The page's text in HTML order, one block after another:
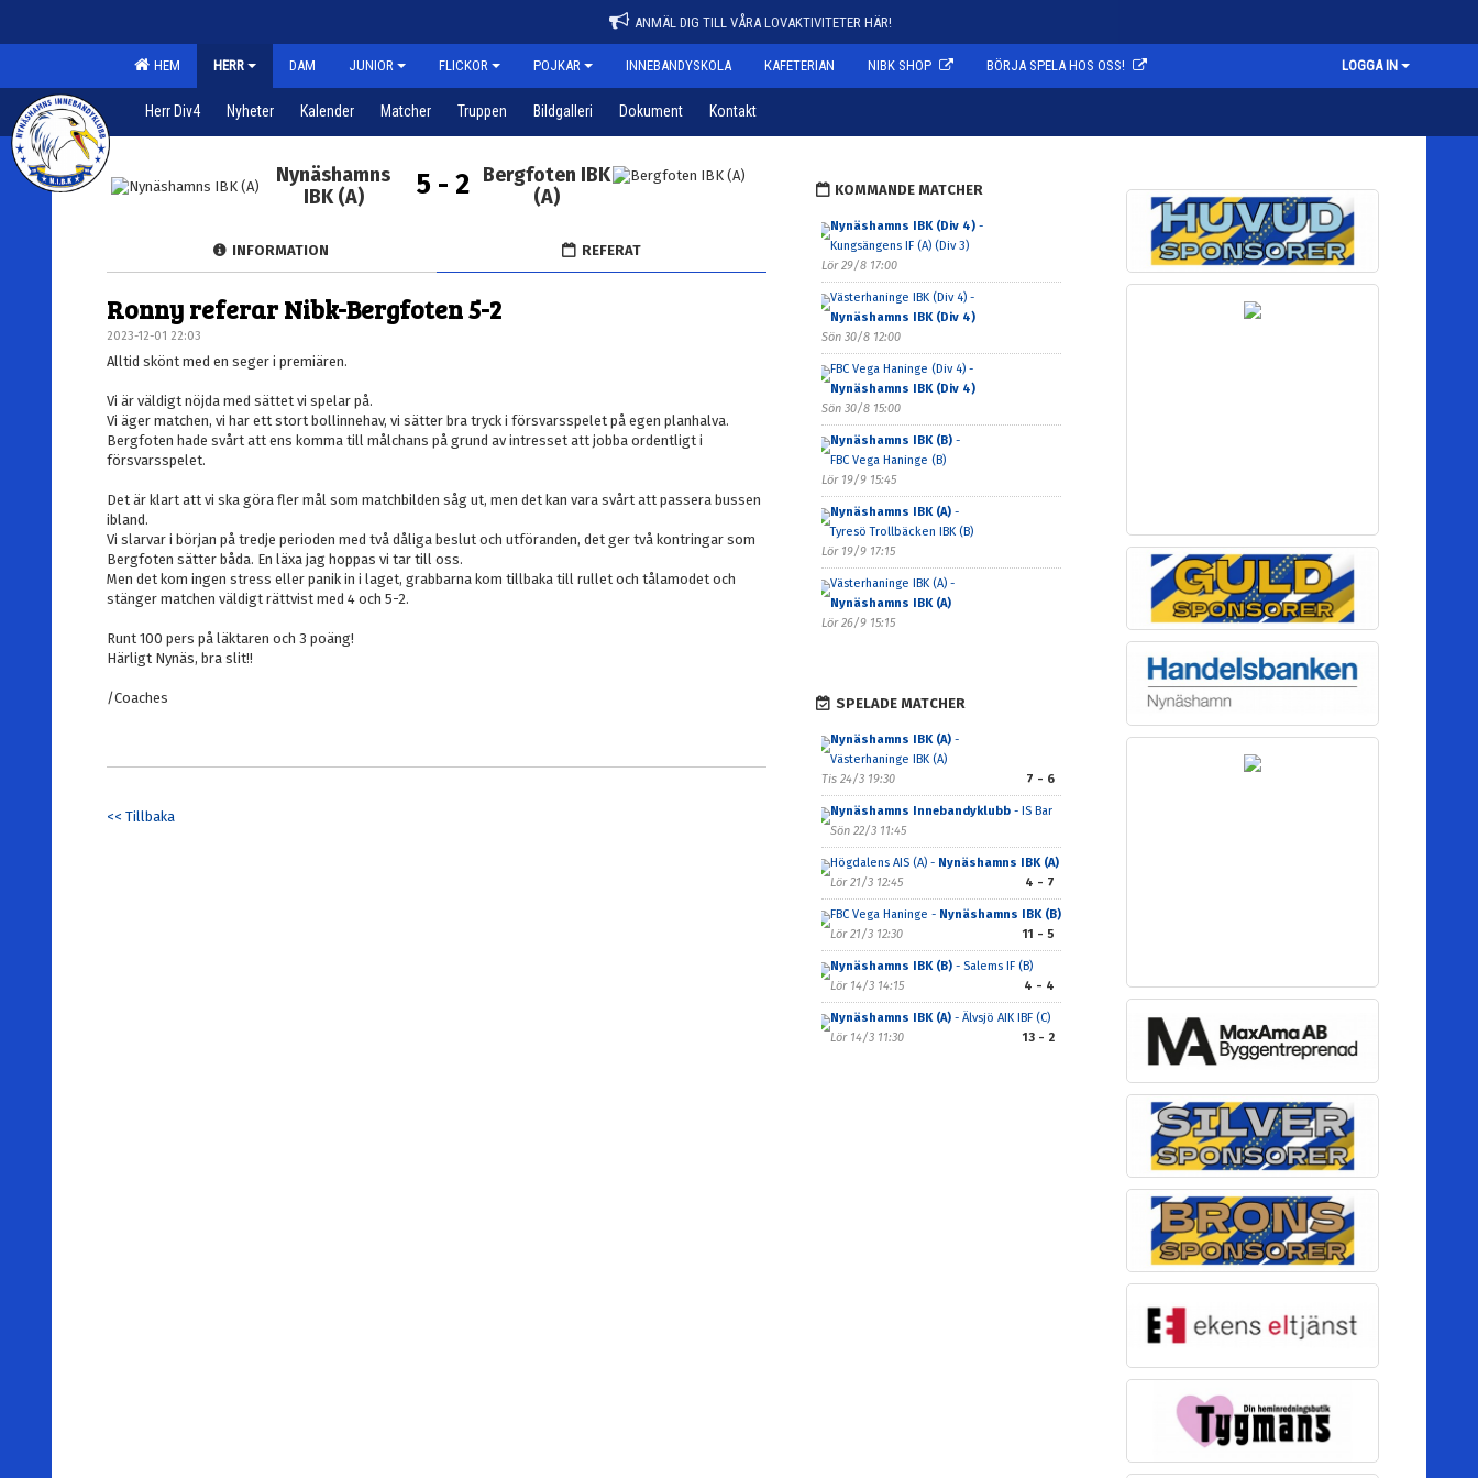
ANMÄL DIG TILL VÅRA LOVAKTIVITETER HÄR!
HEM HERR DAM JUNIOR FLICKOR POJKAR INNEBANDYSKOLA KAFETERIAN NIBK SHOP BÖRJA SPELA HOS OSS! LOGGA IN
Herr Div4 Nyheter Kalender Matcher Truppen Bildgalleri Dokument Kontakt
Nynäshamns
IBK (A)
5 - 2 Bergfoten IBK
(A)
INFORMATION REFERAT
Ronny referar Nibk-Bergfoten 5-2
2023-12-01 22:03
Alltid skönt med en seger i premiären.
Vi är väldigt nöjda med sättet vi spelar på.
Vi äger matchen, vi har ett stort bollinnehav, vi sätter bra tryck i försvarsspelet på egen planhalva.
Bergfoten hade svårt att ens komma till målchans på grund av intresset att jobba ordentligt i
försvarsspelet.
Det är klart att vi ska göra fler mål som matchbilden såg ut, men det kan vara svårt att passera bussen
ibland.
Vi slarvar i början på tredje perioden med två dåliga beslut och utföranden, det ger två kontringar som
Bergfoten sätter båda. En läxa jag hoppas vi tar till oss.
Men det kom ingen stress eller panik in i laget, grabbarna kom tillbaka till rullet och tålamodet och
stänger matchen väldigt rättvist med 4 och 5-2.
Runt 100 pers på läktaren och 3 poäng!
Härligt Nynäs, bra slit!!
/Coaches
<< Tillbaka
KOMMANDE MATCHER
Nynäshamns IBK (Div 4)-
Kungsängens IF (A) (Div 3)
Lör 29/8 17:00
Västerhaninge IBK (Div 4) -
Nynäshamns IBK (Div 4)
Sön 30/8 12:00
FBC Vega Haninge (Div 4) -
Nynäshamns IBK (Div 4)
Sön 30/8 15:00
Nynäshamns IBK (B)-
FBC Vega Haninge (B)
Lör 19/9 15:45
Nynäshamns IBK (A)-
Tyresö Trollbäcken IBK (B)
Lör 19/9 17:15
Västerhaninge IBK (A) -
Nynäshamns IBK (A)
Lör 26/9 15:15
SPELADE MATCHER
Nynäshamns IBK (A)-
Västerhaninge IBK (A)
Tis 24/3 19:30
7 - 6
Nynäshamns Innebandyklubb- IS Bar
Sön 22/3 11:45
Högdalens AIS (A) - Nynäshamns IBK (A)
Lör 21/3 12:45
4 - 7
FBC Vega Haninge - Nynäshamns IBK (B)
Lör 21/3 12:30
11 - 5
Nynäshamns IBK (B)- Salems IF (B)
Lör 14/3 14:15
4 - 4
Nynäshamns IBK (A)- Älvsjö AIK IBF (C)
Lör 14/3 11:30
13 - 2